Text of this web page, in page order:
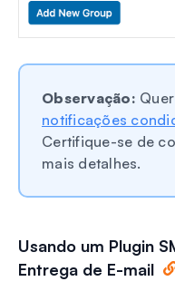
Observação:
notificações
Certifique-se de
mais detalhes.
Usando um Plugin
Entrega de E-mail